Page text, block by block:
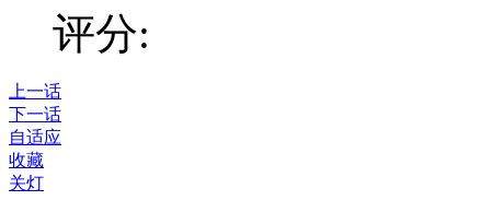
评分:
上一话
下一话
自适应
收藏
关灯